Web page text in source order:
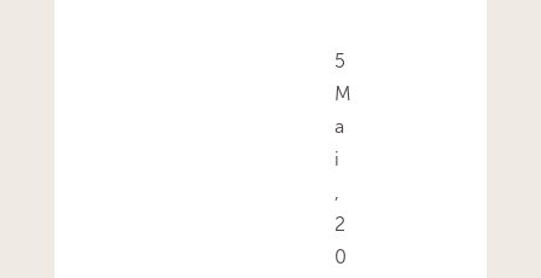
5
M
a
i
2
0